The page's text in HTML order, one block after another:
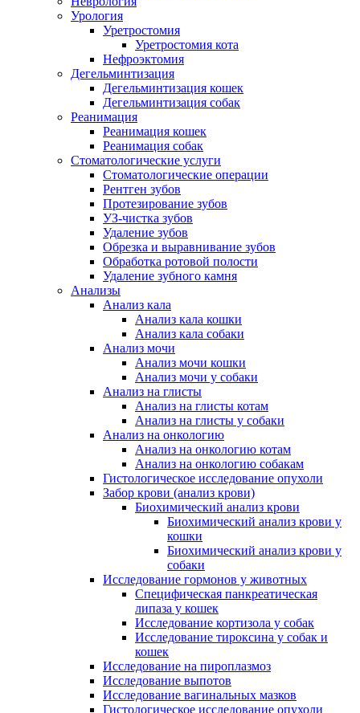
Урология
Уретростомия
Уретростомия кота
Нефроэктомия
Дегельминтизация
Дегельминтизация кошек
Дегельминтизация собак
Реанимация
Реанимация кошек
Реанимация собак
Стоматологические услуги
Стоматологические операции
Рентген зубов
Протезирование зубов
УЗ-чистка зубов
Удаление зубов
Обрезка и выравнивание зубов
Обработка ротовой полости
Удаление зубного камня
Анализы
Анализ кала
Анализ кала кошки
Анализ кала собаки
Анализ мочи
Анализ мочи кошки
Анализ мочи у собаки
Анализ на глисты
Анализ на глисты котам
Анализ на глисты у собаки
Анализ на онкологию
Анализ на онкологию котам
Анализ на онкологию собакам
Гистологическое исследование опухоли
Забор крови (анализ крови)
Биохимический анализ крови
Биохимический анализ крови у
кошки
Биохимический анализ крови у
собаки
Исследование гормонов у животных
Специфическая панкреатическая
липаза у кошек
Исследование кортизола у собак
Исследование тироксина у собак и
кошек
Исследование на пироплазмоз
Исследование выпотов
Исследование вагинальных мазков
Гистологическое исследование опухоли